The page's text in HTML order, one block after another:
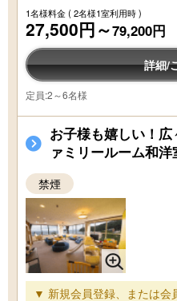
1名様料金( 2名様1室利用時 )
27,500円～79,200円
詳細/
定員:2～6名様
お子様も嬉しい！
ァミリールーム和洋
禁煙
▼ 新規会員登録、または会